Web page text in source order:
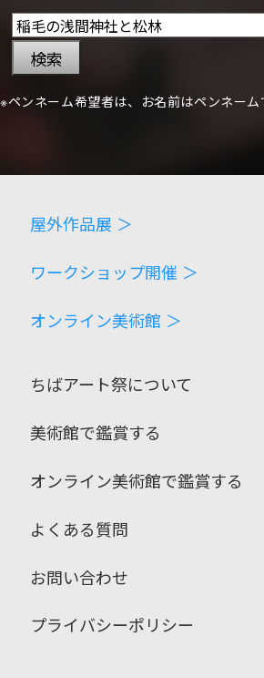
検索
※ペンネーム希望者は、お名前はペンネーム
屋外作品展 ＞
ワークショップ開催 ＞
オンライン美術館 ＞
ちばアート祭について
美術館で鑑賞する
オンライン美術館で鑑賞する
よくある質問
お問い合わせ
プライバシーポリシー